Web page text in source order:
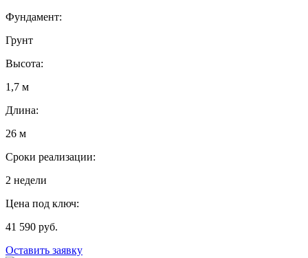
Фундамент:
Грунт
Высота:
1,7 м
Длина:
26 м
Сроки реализации:
2 недели
Цена под ключ:
41 590 руб.
Оставить заявку